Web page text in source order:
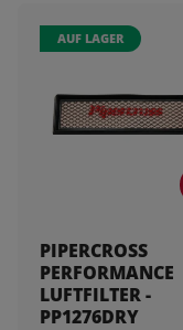
AUF LAGER
PIPERCROSS
PERFORMANCE
LUFTFILTER -
PP1276DRY